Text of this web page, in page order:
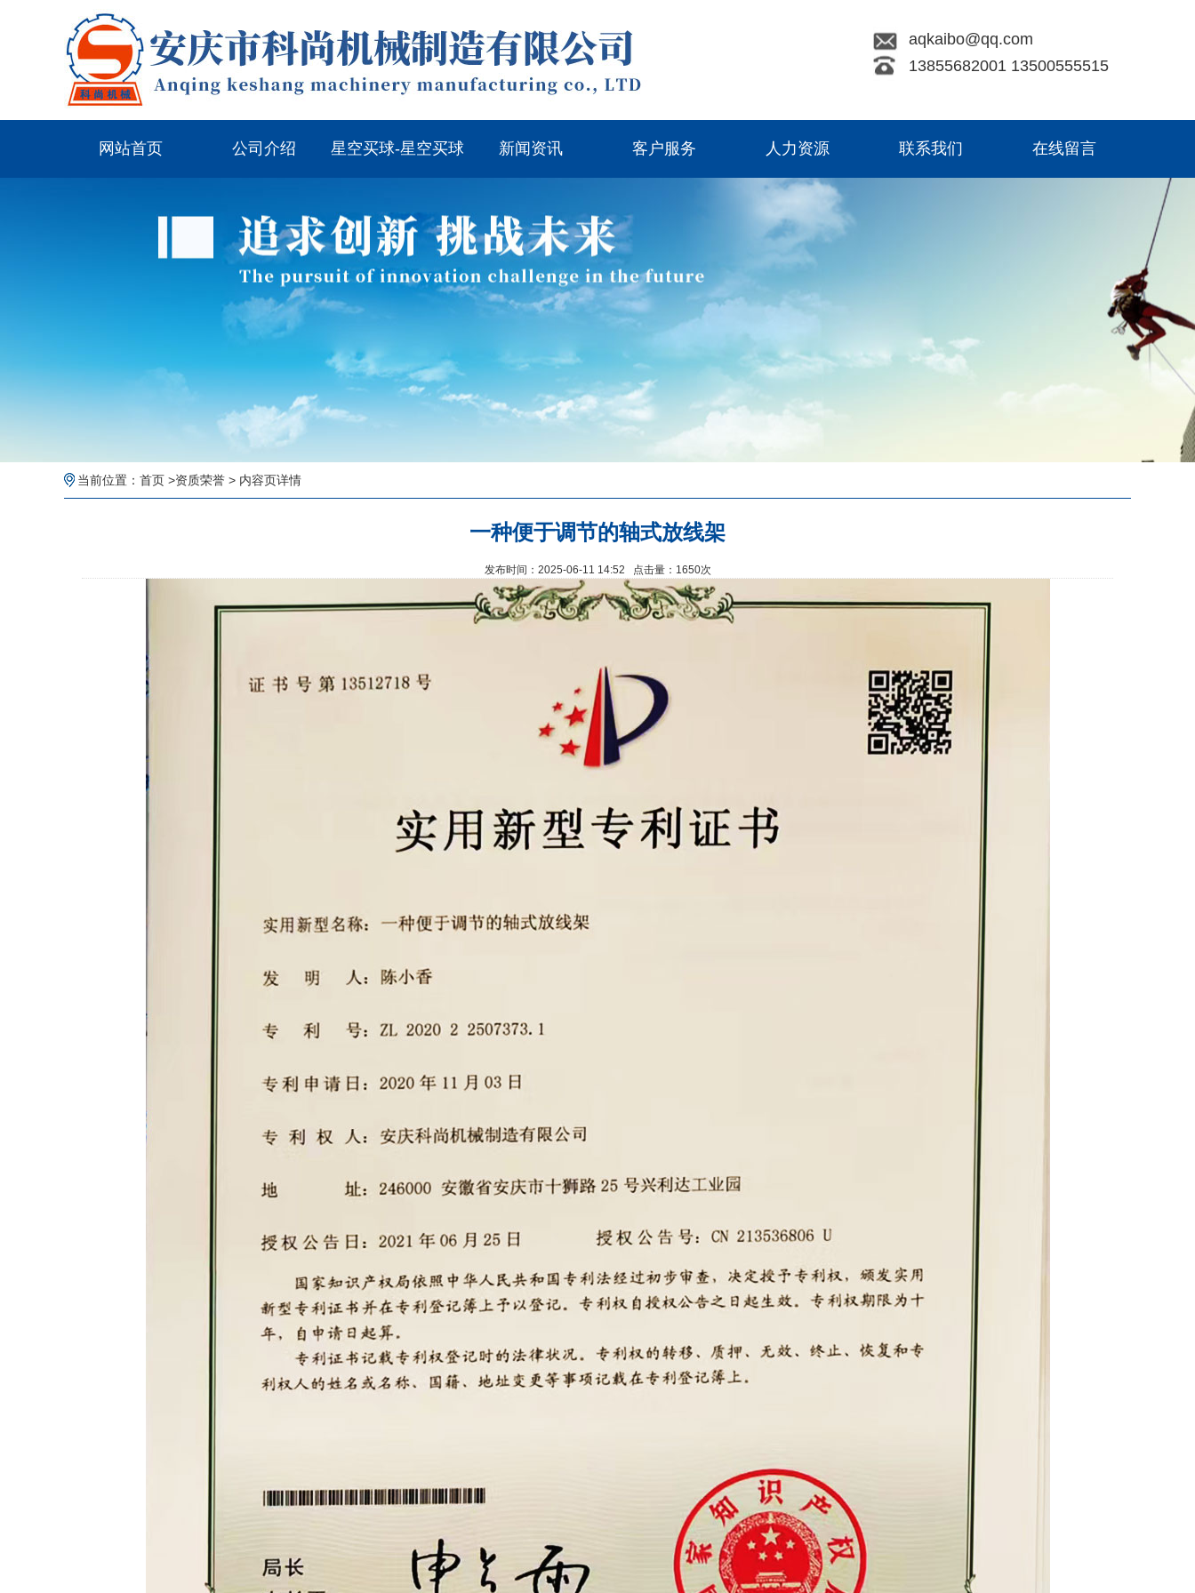
aqkaibo@qq.com
13855682001 13500555515
网站首页 公司介绍 星空买球-星空买球 新闻资讯 客户服务 人力资源 联系我们 在线留言
当前位置： 首页 >资质荣誉 > 内容页详情
一种便于调节的轴式放线架
发布时间：2025-06-11 14:52 点击量：1650次